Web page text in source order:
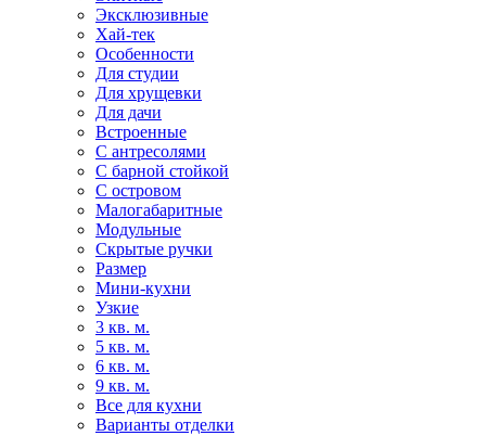
Эксклюзивные
Хай-тек
Особенности
Для студии
Для хрущевки
Для дачи
Встроенные
С антресолями
С барной стойкой
С островом
Малогабаритные
Модульные
Скрытые ручки
Размер
Мини-кухни
Узкие
3 кв. м.
5 кв. м.
6 кв. м.
9 кв. м.
Все для кухни
Варианты отделки